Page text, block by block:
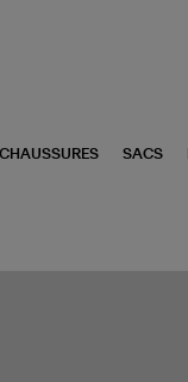
CHAUSSURES SACS